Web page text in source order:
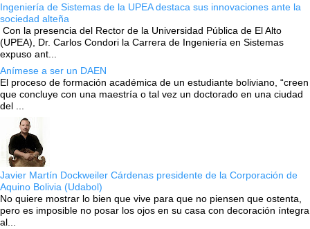
Ingeniería de Sistemas de la UPEA destaca sus innovaciones ante la
sociedad alteña
Con la presencia del Rector de la Universidad Pública de El Alto
(UPEA), Dr. Carlos Condori la Carrera de Ingeniería en Sistemas
expuso ant...
Anímese a ser un DAEN
El proceso de formación académica de un estudiante boliviano, “creen
que concluye con una maestría o tal vez un doctorado en una ciudad
del ...
Javier Martín Dockweiler Cárdenas presidente de la Corporación de
Aquino Bolivia (Udabol)
No quiere mostrar lo bien que vive para que no piensen que ostenta,
pero es imposible no posar los ojos en su casa con decoración íntegra
al...